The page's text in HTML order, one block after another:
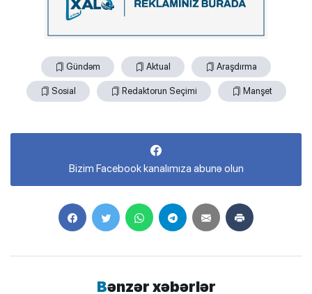
Gündəm Aktual Araşdırma
Sosial Redaktorun Seçimi Manşet
Bizim Facebook kanalımıza abunə olun
Bənzər xəbərlər